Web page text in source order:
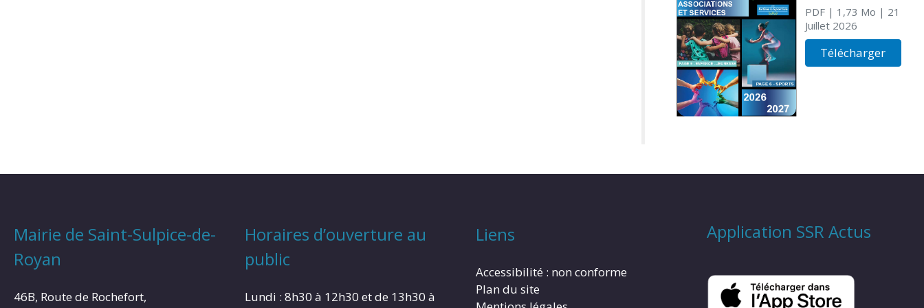
PDF| 1,73 Mo | 21
Juillet 2026
Télécharger
Mairie de Saint-Sulpice-de-
Royan
46B, Route de Rochefort,
Horaires d’ouverture au
public
Lundi : 8h30 à 12h30 et de 13h30 à
Liens
Accessibilité : non conforme
Plan du site
Application SSR Actus